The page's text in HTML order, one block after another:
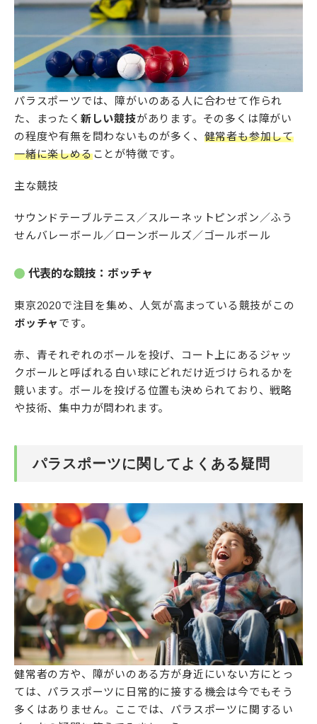
パラスポーツでは、障がいのある人に合わせて作られ
た、まったく 新しい競技があります。その多くは障がい
の程度や有無を問わないものが多く、 健常者も参加して
一緒に楽しめることが特徴です。
主な競技
サウンドテーブルテニス／スルーネットピンポン／ふう
せんバレーボール／ローンボールズ／ゴールボール
代表的な競技：ボッチャ
東京2020で注目を集め、人気が高まっている競技がこの
ボッチャ です。
赤、青それぞれのボールを投げ、コート上にあるジャッ
クボールと呼ばれる白い球にどれだけ近づけられるかを
競います。ボールを投げる位置も決められており、戦略
や技術、集中力が問われます。
パラスポーツに関してよくある疑問
健常者の方や、障がいのある方が身近にいない方にとっ
ては、パラスポーツに日常的に接する機会は今でもそう
多くはありません。ここでは、パラスポーツに関するい